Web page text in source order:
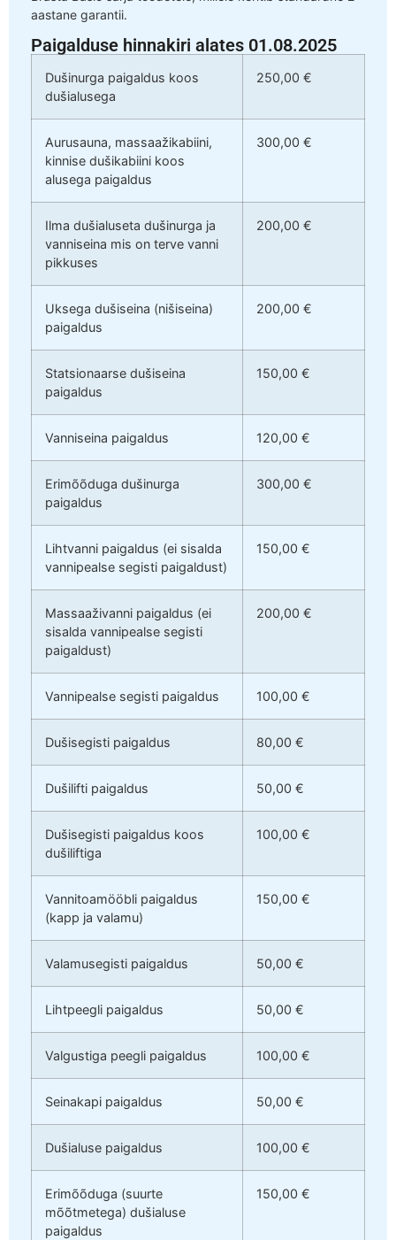
aastane garantii.
Paigalduse hinnakiri alates 01.08.2025
Dušinurga paigaldus koos
dušialusega
250,00 €
Aurusauna, massaažikabiini,
kinnise dušikabiini koos
alusega paigaldus
300,00 €
Ilma dušialuseta dušinurga ja
vanniseina mis on terve vanni
pikkuses
200,00 €
Uksega dušiseina (nišiseina)
paigaldus
200,00 €
Statsionaarse dušiseina
paigaldus
150,00 €
Vanniseina paigaldus 120,00 €
Erimõõduga dušinurga
paigaldus
300,00 €
Lihtvanni paigaldus (ei sisalda
vannipealse segisti paigaldust)
150,00 €
Massaaživanni paigaldus (ei
sisalda vannipealse segisti
paigaldust)
200,00 €
Vannipealse segisti paigaldus 100,00 €
Dušisegisti paigaldus 80,00 €
Dušilifti paigaldus 50,00 €
Dušisegisti paigaldus koos
dušiliftiga
100,00 €
Vannitoamööbli paigaldus
(kapp ja valamu)
150,00 €
Valamusegisti paigaldus 50,00 €
Lihtpeegli paigaldus 50,00 €
Valgustiga peegli paigaldus 100,00 €
Seinakapi paigaldus 50,00 €
Dušialuse paigaldus 100,00 €
Erimõõduga (suurte
mõõtmetega) dušialuse
paigaldus
150,00 €